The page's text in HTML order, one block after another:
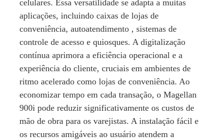
celulares. Essa versatilidade se adapta a muitas
aplicações, incluindo caixas de lojas de
conveniência, autoatendimento , sistemas de
controle de acesso e quiosques. A digitalização
contínua aprimora a eficiência operacional e a
experiência do cliente, cruciais em ambientes de
ritmo acelerado como lojas de conveniência. Ao
economizar tempo em cada transação, o Magellan
900i pode reduzir significativamente os custos de
mão de obra para os varejistas. A instalação fácil e
os recursos amigáveis ​​ao usuário atendem a